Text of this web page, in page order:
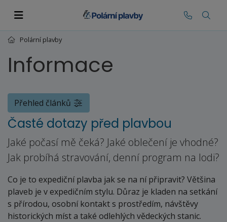
Polární plavby
Informace
Přehled článků
Časté dotazy před plavbou
Jaké počasí mě čeká? Jaké oblečení je vhodné?
Jak probíhá stravování, denní program na lodi?
Co je to expediční plavba jak se na ní připravit? Většina
plaveb je v expedičním stylu. Důraz je kladen na setkání
s přírodou, osobní kontakt s prostředím, návštěvy
historických míst a také odlehlých vědeckých stanic.